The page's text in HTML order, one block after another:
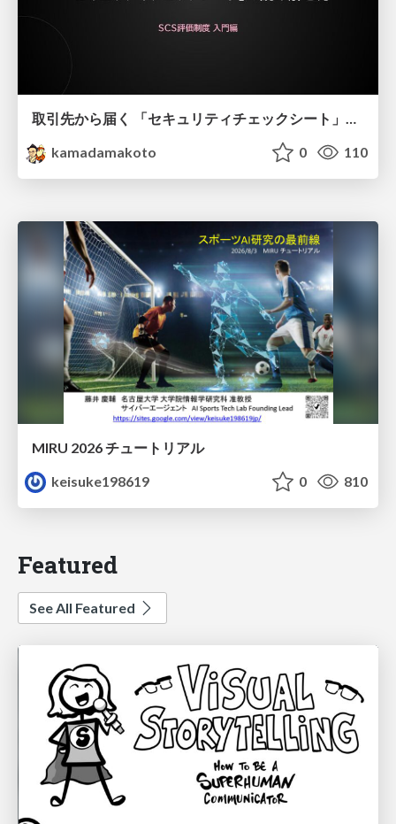
kamadamakoto
0 110
MIRU 2026 チュートリアル
keisuke198619
0 810
Featured
See All Featured